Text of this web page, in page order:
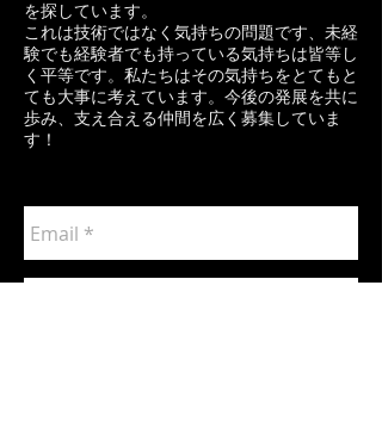
を探しています。
これは技術ではなく気持ちの問題です、未経
験でも経験者でも持っている気持ちは皆等し
く平等です。私たちはその気持ちをとてもと
ても大事に考えています。今後の発展を共に
歩み、支え合える仲間を広く募集していま
す！